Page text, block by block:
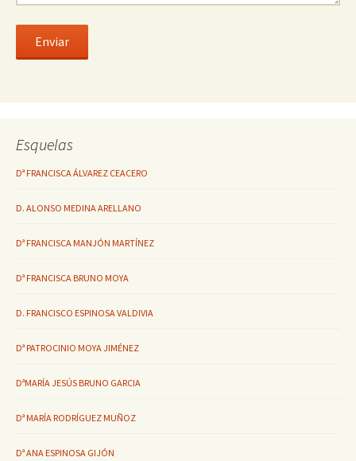
Esquelas
Dª FRANCISCA ÁLVAREZ CEACERO
D. ALONSO MEDINA ARELLANO
Dª FRANCISCA MANJÓN MARTÍNEZ
Dª FRANCISCA BRUNO MOYA
D. FRANCISCO ESPINOSA VALDIVIA
Dª PATROCINIO MOYA JIMÉNEZ
DªMARÍA JESÚS BRUNO GARCIA
Dª MARÍA RODRÍGUEZ MUÑOZ
Dª ANA ESPINOSA GIJÓN